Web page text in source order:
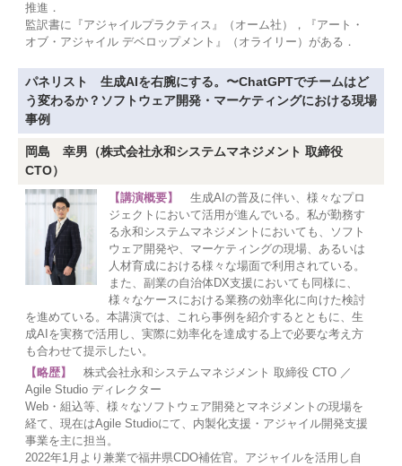
推進．
監訳書に『アジャイルプラクティス』（オーム社），『アート・
オブ・アジャイル デベロップメント』（オライリー）がある．
パネリスト 生成AIを右腕にする。〜ChatGPTでチームはど
う変わるか？ソフトウェア開発・マーケティングにおける現場
事例
岡島 幸男（株式会社永和システムマネジメント 取締役
CTO）
【講演概要】
生成AIの普及に伴い、様々なプロ
ジェクトにおいて活用が進んでいる。私が勤務す
る永和システムマネジメントにおいても、ソフト
ウェア開発や、マーケティングの現場、あるいは
人材育成における様々な場面で利用されている。
また、副業の自治体DX支援においても同様に、
様々なケースにおける業務の効率化に向けた検討
を進めている。本講演では、これら事例を紹介するとともに、生
成AIを実務で活用し、実際に効率化を達成する上で必要な考え方
も合わせて提示したい。
【略歴】
株式会社永和システムマネジメント 取締役 CTO ／
Agile Studio ディレクター
Web・組込等、様々なソフトウェア開発とマネジメントの現場を
経て、現在はAgile Studioにて、内製化支援・アジャイル開発支援
事業を主に担当。
2022年1月より兼業で福井県CDO補佐官。アジャイルを活用し自